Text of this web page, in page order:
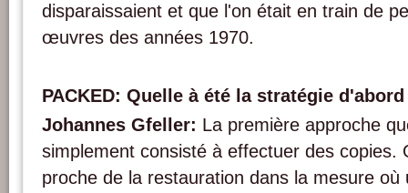
disparaissaient et que l'on était en train de
œuvres des années 1970.
PACKED: Quelle à été la stratégie
Johannes Gfeller: La première approche
simplement consisté à effectuer des copies.
proche de la restauration dans la mesure où